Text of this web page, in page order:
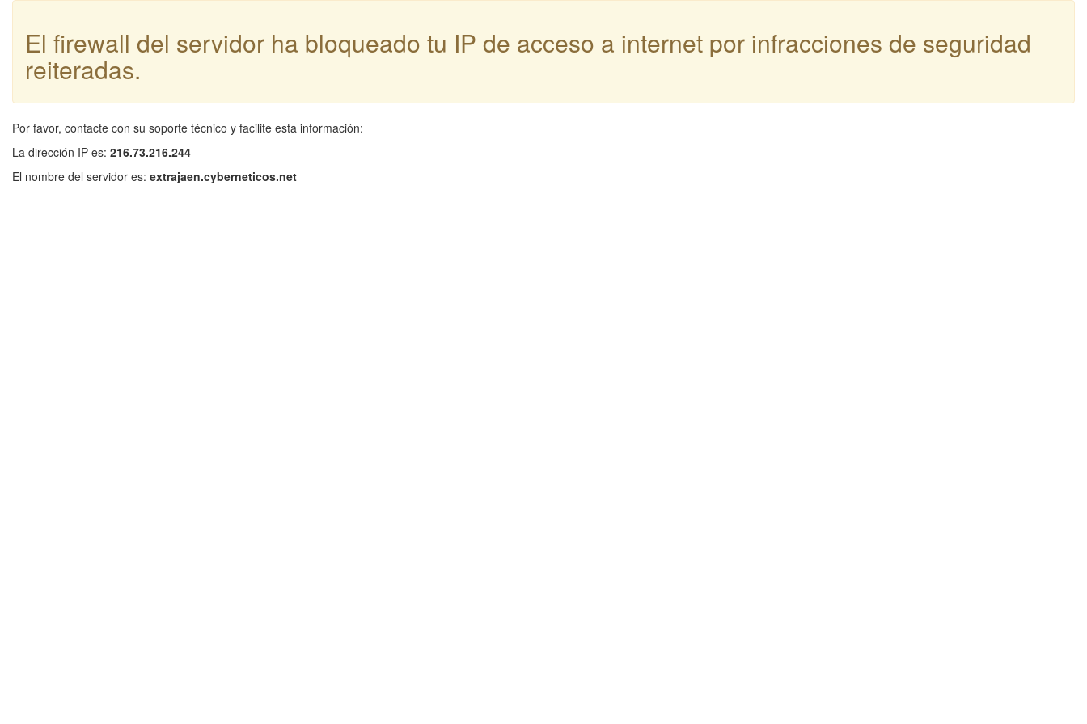
El firewall del servidor ha bloqueado tu IP de acceso a internet por infracciones de seguridad
reiteradas.
Por favor, contacte con su soporte técnico y facilite esta información:
La dirección IP es: 216.73.216.244
El nombre del servidor es: extrajaen.cyberneticos.net